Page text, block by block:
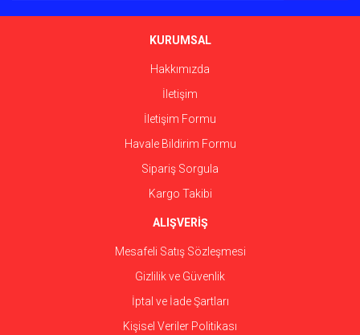
Ürün fiyatı diğer sitelerden daha pahalı.
Gönder
KURUMSAL
Hakkımızda
İletişim
İletişim Formu
Havale Bildirim Formu
Sipariş Sorgula
Kargo Takibi
ALIŞVERİŞ
Mesafeli Satış Sözleşmesi
Gizlilik ve Güvenlik
İptal ve İade Şartları
Kişisel Veriler Politikası